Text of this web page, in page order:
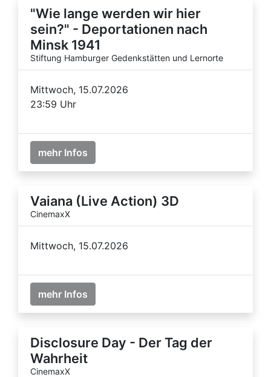
"Wie lange werden wir hier
sein?" - Deportationen nach
Minsk 1941
Stiftung Hamburger Gedenkstätten und Lernorte
Mittwoch, 15.07.2026
23:59 Uhr
mehr Infos
Vaiana (Live Action) 3D
CinemaxX
Mittwoch, 15.07.2026
mehr Infos
Disclosure Day - Der Tag der
Wahrheit
CinemaxX